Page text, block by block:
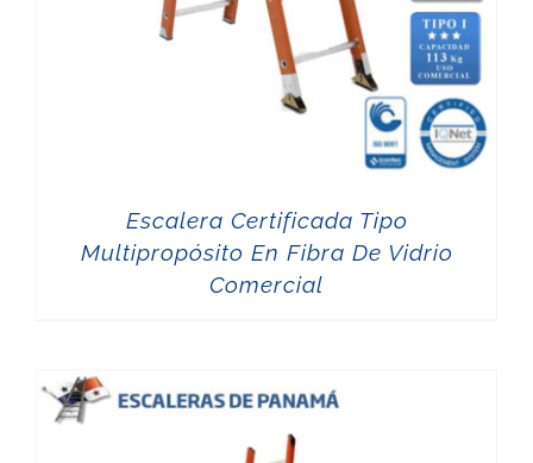
Escalera Certificada Tipo
Multipropósito En Fibra De Vidrio
Comercial